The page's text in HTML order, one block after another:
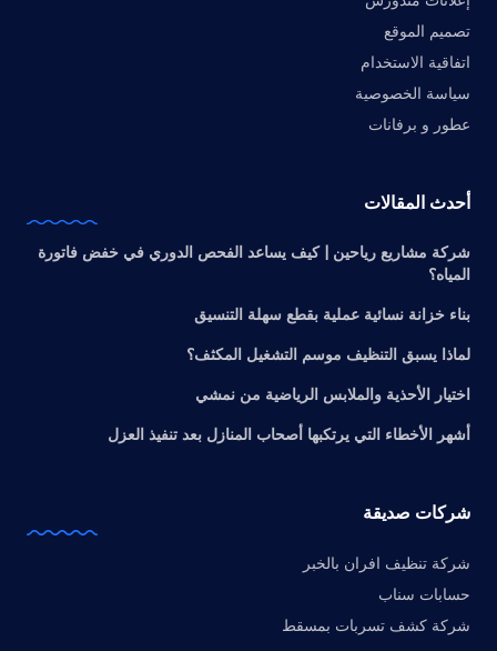
تصميم الموقع
اتفاقية الاستخدام
سياسة الخصوصية
عطور و برفانات
أحدث المقالات
شركة مشاريع رياحين | كيف يساعد الفحص الدوري في خفض فاتورة
المياه؟
بناء خزانة نسائية عملية بقطع سهلة التنسيق
لماذا يسبق التنظيف موسم التشغيل المكثف؟
اختيار الأحذية والملابس الرياضية من نمشي
أشهر الأخطاء التي يرتكبها أصحاب المنازل بعد تنفيذ العزل
شركات صديقة
شركة تنظيف افران بالخبر
حسابات سناب
شركة كشف تسربات بمسقط